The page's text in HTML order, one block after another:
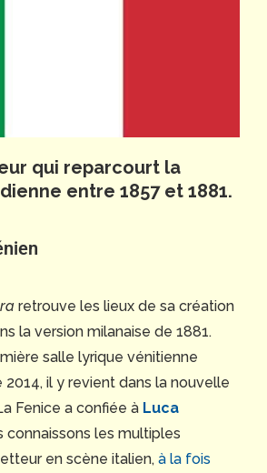
qui reparcourt la
entre 1857 et 1881.
retrouve les lieux de sa création
la version milanaise de 1881.
salle lyrique vénitienne
2014, il y revient dans la nouvelle
Fenice a confiée à Luca
connaissons les multiples
en scène italien, à la fois